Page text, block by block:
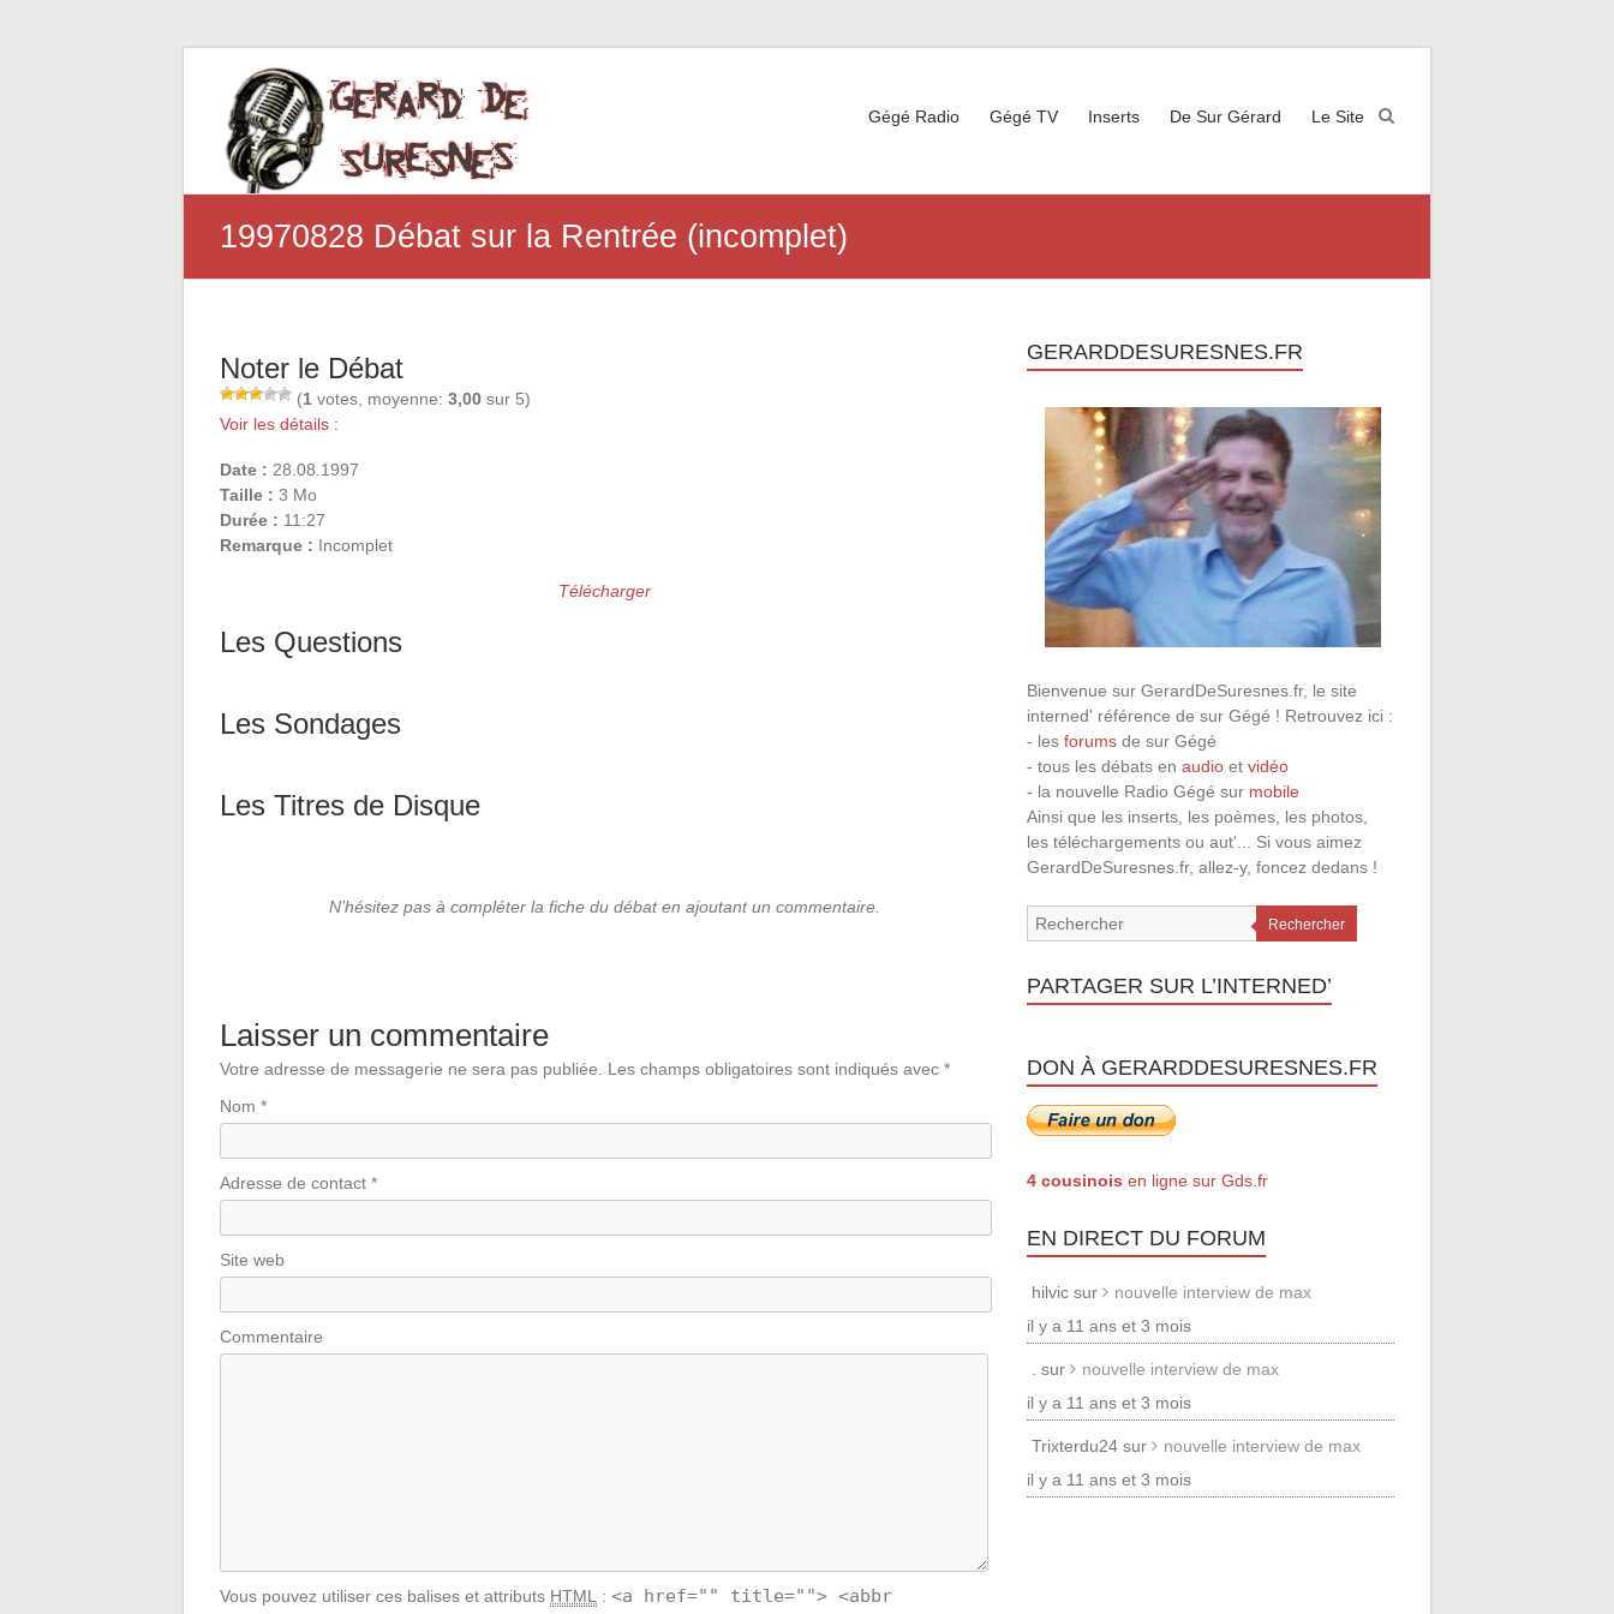
Gégé Radio Gégé TV Inserts De Sur Gérard Le Site
19970828 Débat sur la Rentrée (incomplet)
Noter le Débat
(1 votes, moyenne: 3,00 sur 5)
Voir les détails :
Date : 28.08.1997
Taille : 3 Mo
Durée : 11:27
Remarque : Incomplet
Télécharger
Les Questions
Les Sondages
Les Titres de Disque
N’hésitez pas à compléter la fiche du débat en ajoutant un commentaire.
Laisser un commentaire
Votre adresse de messagerie ne sera pas publiée. Les champs obligatoires sont indiqués avec *
Nom *
Adresse de contact *
Site web
Commentaire
Vous pouvez utiliser ces balises et attributs HTML : <a href="" title=""> <abbr
GERARDDESURESNES.FR
Bienvenue sur GerardDeSuresnes.fr, le site
interned' référence de sur Gégé ! Retrouvez ici :
- lesforums de sur Gégé
- tous les débats enaudio etvidéo
- la nouvelle Radio Gégé sur mobile
Ainsi que les inserts, les poèmes, les photos,
les téléchargements ou aut'... Si vous aimez
GerardDeSuresnes.fr, allez-y, foncez dedans !
Rechercher
PARTAGER SUR L’INTERNED’
DON À GERARDDESURESNES.FR
4 cousinois en ligne sur Gds.fr
EN DIRECT DU FORUM
hilvic sur
nouvelle interview de max
il y a 11 ans et 3 mois
. sur
nouvelle interview de max
il y a 11 ans et 3 mois
Trixterdu24 sur
nouvelle interview de max
il y a 11 ans et 3 mois